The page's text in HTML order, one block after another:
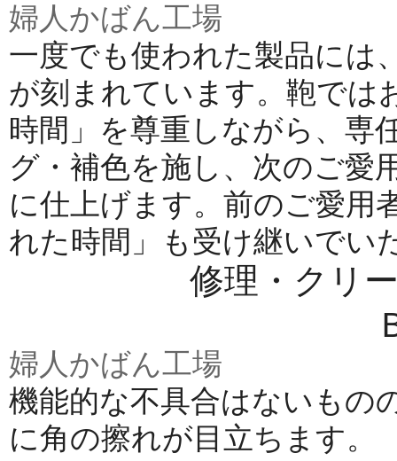
婦人かばん工場
一度でも使われた製品には
が刻まれています。鞄では
時間」を尊重しながら、専
グ・補色を施し、次のご愛
に仕上げます。前のご愛用
れた時間」も受け継いでい
修理・クリ
婦人かばん工場
機能的な不具合はないもの
に角の擦れが目立ちます。